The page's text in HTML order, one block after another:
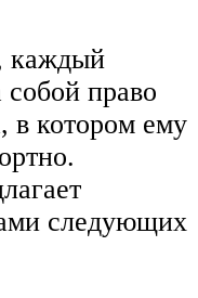
каждый
собой право
в котором ему
следующих